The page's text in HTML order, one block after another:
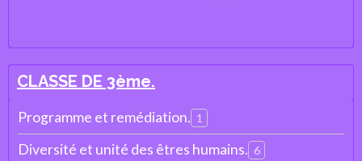
CLASSE DE 3ème.
Programme et remédiation. 1
Diversité et unité des êtres humains. 6